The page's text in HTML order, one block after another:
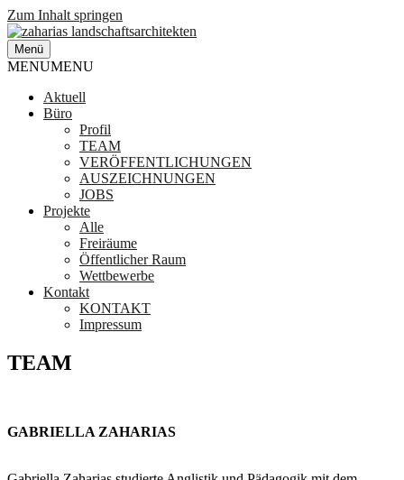
Zum Inhalt springen
zaharias landschaftsarchitekten
Landschaftsarchitektur München
Menü
MENUMENU
Aktuell
Büro
Profil
TEAM
VERÖFFENTLICHUNGEN
AUSZEICHNUNGEN
JOBS
Projekte
Alle
Freiräume
Öffentlicher Raum
Wettbewerbe
Kontakt
KONTAKT
Impressum
TEAM
GABRIELLA ZAHARIAS